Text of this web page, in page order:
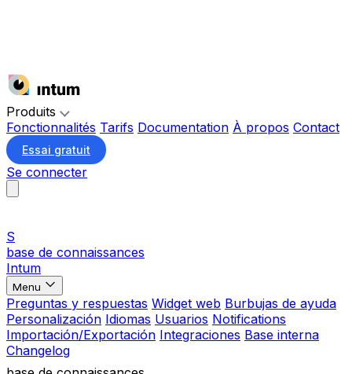
Produits
Fonctionnalités Tarifs Documentation À propos Contact
Essai gratuit
Se connecter
S
base de connaissances
Intum
Menu
Preguntas y respuestas Widget web Burbujas de ayuda
Personalización Idiomas Usuarios Notifications
Importación/Exportación Integraciones Base interna
Changelog